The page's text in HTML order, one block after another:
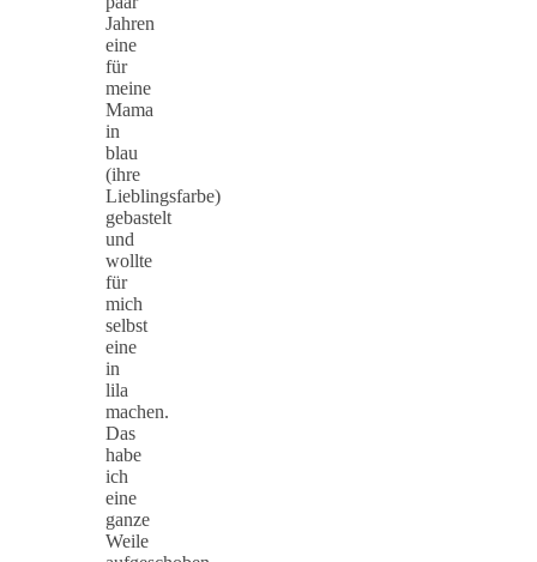
Jahren
eine
für
meine
Mama
in
blau
(ihre
Lieblingsfarbe)
gebastelt
und
wollte
für
mich
selbst
eine
in
lila
machen.
Das
habe
ich
eine
ganze
Weile